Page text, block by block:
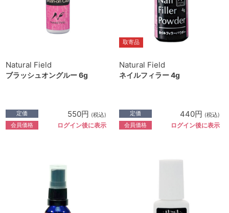
Natural Field
ブラッシュオングルー 6g
定価 550円 (税込)
会員価格 ログイン後に表示
取寄品
Natural Field
ネイルフィラー 4g
定価 440円 (税込)
会員価格 ログイン後に表示